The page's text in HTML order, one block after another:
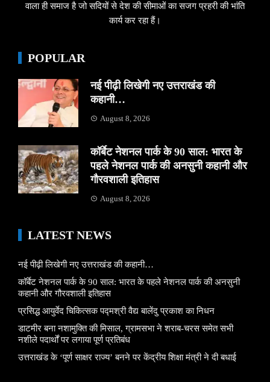
वाला ही समाज है जो सदियों से देश की सीमाओं का सजग प्रहरी की भांति
कार्य कर रहा हैं।
POPULAR
नई पीढ़ी लिखेगी नए उत्तराखंड की
कहानी…
August 8, 2026
कॉर्बेट नेशनल पार्क के 90 साल: भारत के
पहले नेशनल पार्क की अनसुनी कहानी और
गौरवशाली इतिहास
August 8, 2026
LATEST NEWS
नई पीढ़ी लिखेगी नए उत्तराखंड की कहानी…
कॉर्बेट नेशनल पार्क के 90 साल: भारत के पहले नेशनल पार्क की अनसुनी
कहानी और गौरवशाली इतिहास
प्रसिद्ध आयुर्वेद चिकित्सक पद्मश्री वैद्य बालेंदु प्रकाश का निधन
डाटमीर बना नशामुक्ति की मिसाल, ग्रामसभा ने शराब-चरस समेत सभी
नशीले पदार्थों पर लगाया पूर्ण प्रतिबंध
उत्तराखंड के ‘पूर्ण साक्षर राज्य’ बनने पर केंद्रीय शिक्षा मंत्री ने दी बधाई